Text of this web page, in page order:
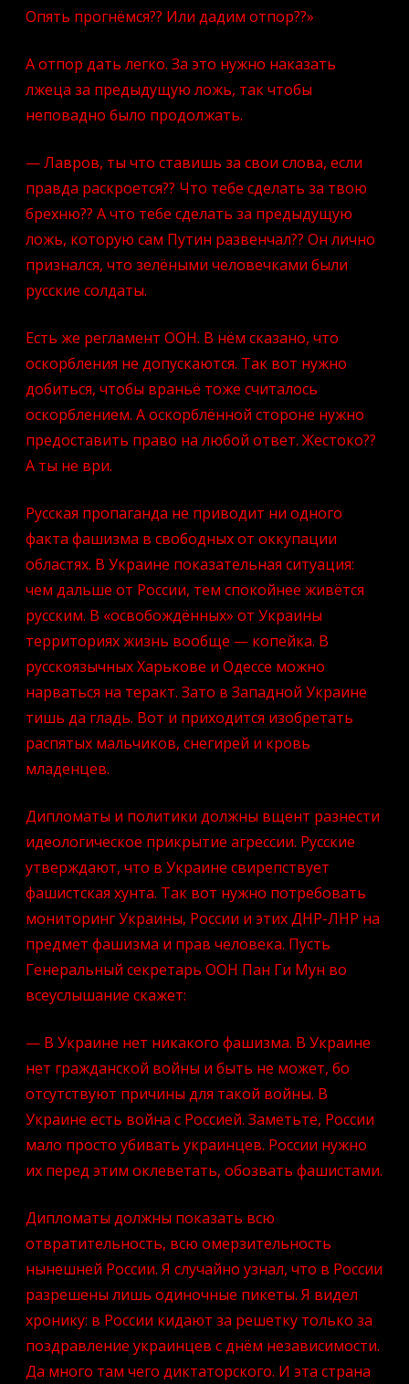
Опять прогнёмся?? Или дадим отпор??»
А отпор дать легко. За это нужно наказать
лжеца за предыдущую ложь, так чтобы
неповадно было продолжать.
— Лавров, ты что ставишь за свои слова, если
правда раскроется?? Что тебе сделать за твою
брехню?? А что тебе сделать за предыдущую
ложь, которую сам Путин развенчал?? Он лично
признался, что зелёными человечками были
русские солдаты.
Есть же регламент ООН. В нём сказано, что
оскорбления не допускаются. Так вот нужно
добиться, чтобы враньё тоже считалось
оскорблением. А оскорблённой стороне нужно
предоставить право на любой ответ. Жестоко??
А ты не ври.
Русская пропаганда не приводит ни одного
факта фашизма в свободных от оккупации
областях. В Украине показательная ситуация:
чем дальше от России, тем спокойнее живётся
русским. В «освобождённых» от Украины
территориях жизнь вообще — копейка. В
русскоязычных Харькове и Одессе можно
нарваться на теракт. Зато в Западной Украине
тишь да гладь. Вот и приходится изобретать
распятых мальчиков, снегирей и кровь
младенцев.
Дипломаты и политики должны вщент разнести
идеологическое прикрытие агрессии. Русские
утверждают, что в Украине свирепствует
фашистская хунта. Так вот нужно потребовать
мониторинг Украины, России и этих ДНР-ЛНР на
предмет фашизма и прав человека. Пусть
Генеральный секретарь ООН Пан Ги Мун во
всеуслышание скажет:
— В Украине нет никакого фашизма. В Украине
нет гражданской войны и быть не может, бо
отсутствуют причины для такой войны. В
Украине есть война с Россией. Заметьте, России
мало просто убивать украинцев. России нужно
их перед этим оклеветать, обозвать фашистами.
Дипломаты должны показать всю
отвратительность, всю омерзительность
нынешней России. Я случайно узнал, что в России
разрешены лишь одиночные пикеты. Я видел
хронику: в России кидают за решетку только за
поздравление украинцев с днём независимости.
Да много там чего диктаторского. И эта страна